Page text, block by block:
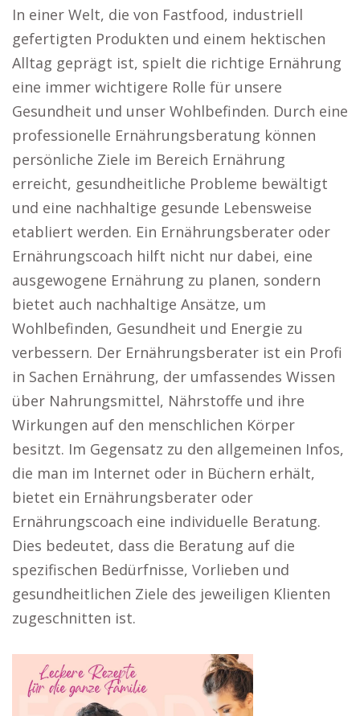
In einer Welt, die von Fastfood, industriell
gefertigten Produkten und einem hektischen
Alltag geprägt ist, spielt die richtige Ernährung
eine immer wichtigere Rolle für unsere
Gesundheit und unser Wohlbefinden. Durch eine
professionelle Ernährungsberatung können
persönliche Ziele im Bereich Ernährung
erreicht, gesundheitliche Probleme bewältigt
und eine nachhaltige gesunde Lebensweise
etabliert werden. Ein Ernährungsberater oder
Ernährungscoach hilft nicht nur dabei, eine
ausgewogene Ernährung zu planen, sondern
bietet auch nachhaltige Ansätze, um
Wohlbefinden, Gesundheit und Energie zu
verbessern. Der Ernährungsberater ist ein Profi
in Sachen Ernährung, der umfassendes Wissen
über Nahrungsmittel, Nährstoffe und ihre
Wirkungen auf den menschlichen Körper
besitzt. Im Gegensatz zu den allgemeinen Infos,
die man im Internet oder in Büchern erhält,
bietet ein Ernährungsberater oder
Ernährungscoach eine individuelle Beratung.
Dies bedeutet, dass die Beratung auf die
spezifischen Bedürfnisse, Vorlieben und
gesundheitlichen Ziele des jeweiligen Klienten
zugeschnitten ist.